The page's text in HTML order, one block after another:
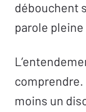
débouchent
parole
comprendre.
moins un